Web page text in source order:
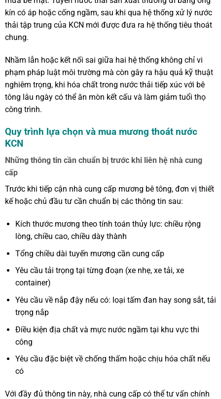
kín có áp hoặc cống ngầm, sau khi qua hệ thống xử lý nước
thải tập trung của KCN mới được đưa ra hệ thống tiêu thoát
chung.
Nhầm lẫn hoặc kết nối sai giữa hai hệ thống không chỉ vi
phạm pháp luật môi trường mà còn gây ra hậu quả kỹ thuật
nghiêm trọng, khi hóa chất trong nước thải tiếp xúc với bê
tông lâu ngày có thể ăn mòn kết cấu và làm giảm tuổi thọ
công trình.
Quy trình lựa chọn và mua mương thoát nước
KCN
Những thông tin cần chuẩn bị trước khi liên hệ nhà cung
cấp
Trước khi tiếp cận nhà cung cấp mương bê tông, đơn vị thiết
kế hoặc chủ đầu tư cần chuẩn bị các thông tin sau:
Kích thước mương theo tính toán thủy lực: chiều rộng
lòng, chiều cao, chiều dày thành
Tổng chiều dài tuyến mương cần cung cấp
Yêu cầu tải trọng tại từng đoạn (xe nhẹ, xe tải, xe
container)
Yêu cầu về nắp đậy nếu có: loại tấm đan hay song sắt, tải
trọng nắp
Điều kiện địa chất và mực nước ngầm tại khu vực thi
công
Yêu cầu đặc biệt về chống thấm hoặc chịu hóa chất nếu
có
Với đầy đủ thông tin này, nhà cung cấp có thể tư vấn chính